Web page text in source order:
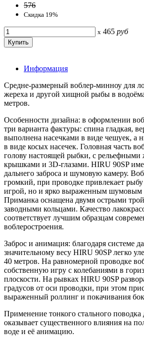
576
Скидка 19%
x 465 руб
Информация
Средне-размерный воблер-минноу для
жереха и другой хищной рыбы в
метров.
Особенности дизайна: в оформлении
три варианта фактуры: спина гладкая,
выполнена насечками в виде чешуек, а
в виде косых насечек. Головная часть
голову настоящей рыбки, с
крышками и 3D-глазами. HIRU 90SP
дальнего заброса и шумовую камеру.
громкий, при проводке привлекает рыбу
игрой, но и ярко выраженным шумовым
Приманка оснащена двумя острыми
заводными кольцами. Качество
соответствует лучшим образцам
воблеростроения.
Заброс и анимация: благодаря системе
значительному весу HIRU 90SP легко
40 метров. На равномерной проводке
собственную игру с колебаниями в
плоскости. На рывках HIRU 90SP
градусов от оси проводки, при этом
выраженный роллинг и покачивания
Применение тонкого стального
оказывает существенного влияния на
воде и её анимацию.